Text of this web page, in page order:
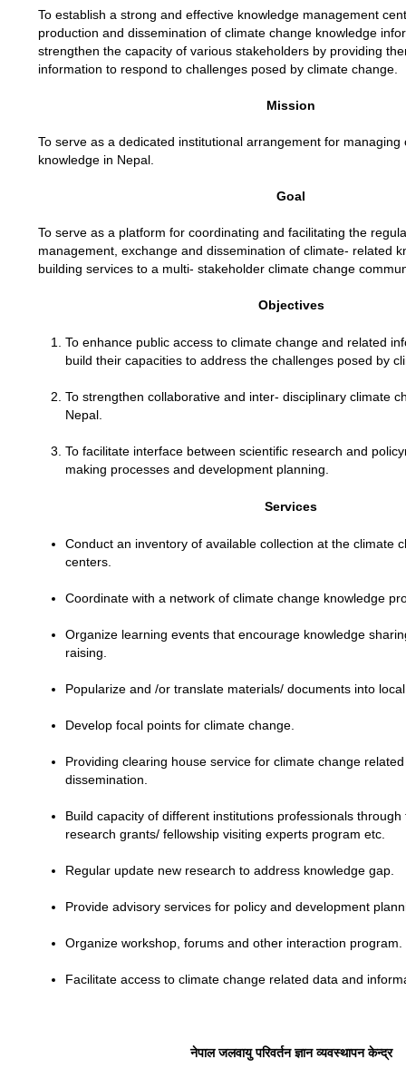
To establish a strong and effective knowledge management
production and dissemination of climate change knowledge
strengthen the capacity of various stakeholders by providing
information to respond to challenges posed by climate change.
Mission
To serve as a dedicated institutional arrangement for managing
knowledge in Nepal.
Goal
To serve as a platform for coordinating and facilitating the
management, exchange and dissemination of climate- related
building services to a multi- stakeholder climate change
Objectives
To enhance public access to climate change and related
build their capacities to address the challenges posed by
To strengthen collaborative and inter- disciplinary climate
Nepal.
To facilitate interface between scientific research and
making processes and development planning.
Services
Conduct an inventory of available collection at the climate
centers.
Coordinate with a network of climate change knowledge
Organize learning events that encourage knowledge
raising.
Popularize and /or translate materials/ documents into
Develop focal points for climate change.
Providing clearing house service for climate change
dissemination.
Build capacity of different institutions professionals
research grants/ fellowship visiting experts program etc.
Regular update new research to address knowledge gap.
Provide advisory services for policy and development
Organize workshop, forums and other interaction program.
Facilitate access to climate change related data and
नेपाल जलवायु परिवर्तन ज्ञान व्यवस्थापन केन्द्र